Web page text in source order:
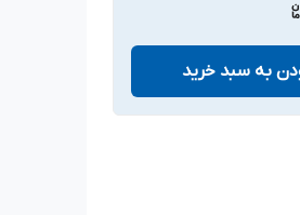
به سبد خرید